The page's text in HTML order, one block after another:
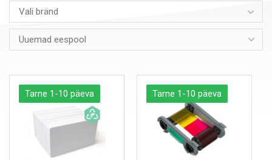
Vali bränd
Tarne 1-10 päeva Tarne 1-10 päeva